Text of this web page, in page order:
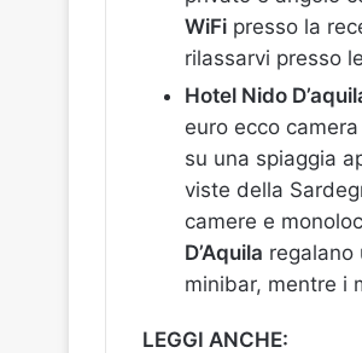
WiFi presso la
rilassarvi presso
Hotel Nido
euro ecco
su una spiaggia
viste della
camere e
D’Aquila regalano
minibar, mentre i
LEGGI ANCHE: